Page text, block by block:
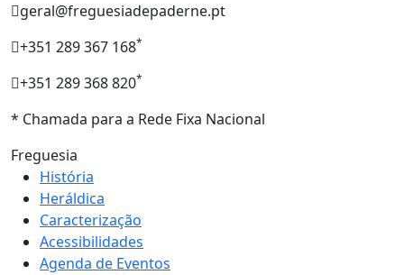
geral@freguesiadepaderne.pt
+351 289 367 168*
+351 289 368 820*
* Chamada para a Rede Fixa Nacional
Freguesia
História
Heráldica
Caracterização
Acessibilidades
Agenda de Eventos